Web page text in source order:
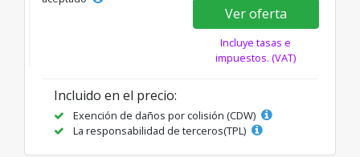
Ver oferta
Incluye tasas e
impuestos. (VAT)
Incluido en el precio:
Exención de daños por colisión (CDW)
La responsabilidad de terceros(TPL)